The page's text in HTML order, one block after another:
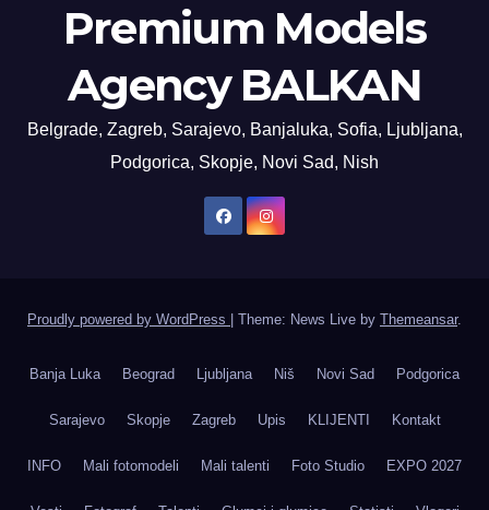
Premium Models
Agency BALKAN
Belgrade, Zagreb, Sarajevo, Banjaluka, Sofia, Ljubljana,
Podgorica, Skopje, Novi Sad, Nish
Proudly powered by WordPress Theme: News Live by Themeansar.
Banja Luka Beograd Ljubljana Niš Novi Sad Podgorica
Sarajevo Skopje Zagreb Upis KLIJENTI Kontakt
INFO Mali fotomodeli Mali talenti Foto Studio EXPO 2027